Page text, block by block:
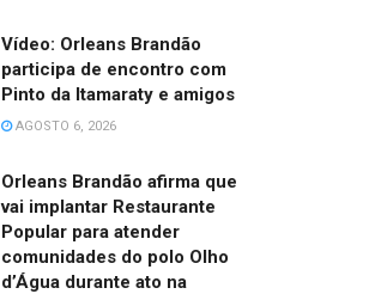
Vídeo: Orleans Brandão
participa de encontro com
Pinto da Itamaraty e amigos
AGOSTO 6, 2026
Orleans Brandão afirma que
vai implantar Restaurante
Popular para atender
comunidades do polo Olho
d’Água durante ato na